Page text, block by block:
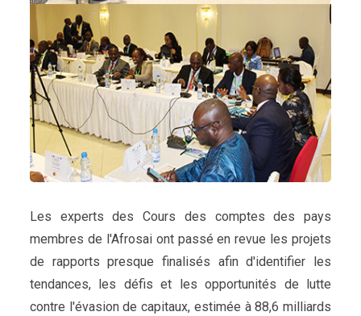
Les experts des Cours des comptes des pays
membres de l'Afrosai ont passé en revue les projets
de rapports presque finalisés afin d'identifier les
tendances, les défis et les opportunités de lutte
contre l'évasion de capitaux, estimée à 88,6 milliards